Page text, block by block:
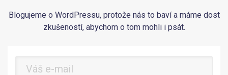
Blogujeme o WordPressu, protože nás to baví a máme dost
zkušeností, abychom o tom mohli i psát.